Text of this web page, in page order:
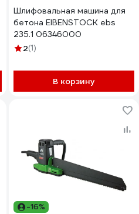
Шлифовальная машина для
бетона EIBENSTOCK ebs
235.1 06346000
2(1)
В корзину
-16%